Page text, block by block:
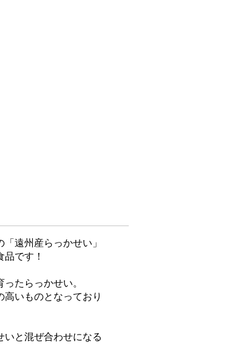
遠州産らっかせい」
です！
たらっかせい。
いものとなっており
と混ぜ合わせになる